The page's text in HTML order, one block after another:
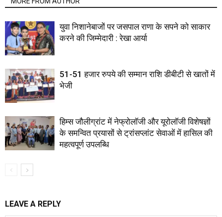
युवा निशानेबाजों पर जसपाल राणा के सपने को साकार
करने की जिम्मेदारी : रेखा आर्या
51-51 हजार रुपये की सम्मान राशि डीबीटी से खातों में
भेजी
हिम्स जौलीग्रांट में नेफ्रोलॉजी और यूरोलॉजी विशेषज्ञों
के समन्वित प्रयासों से ट्रांसप्लांट सेवाओं में हासिल की
महत्वपूर्ण उपलब्धि
LEAVE A REPLY